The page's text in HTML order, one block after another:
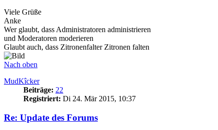
Viele Grüße
Anke
Wer glaubt, dass Administratoren administrieren
und Moderatoren moderieren
Glaubt auch, dass Zitronenfalter Zitronen falten
Nach oben
MudKîcker
Beiträge: 22
Registriert: Di 24. Mär 2015, 10:37
Re: Update des Forums